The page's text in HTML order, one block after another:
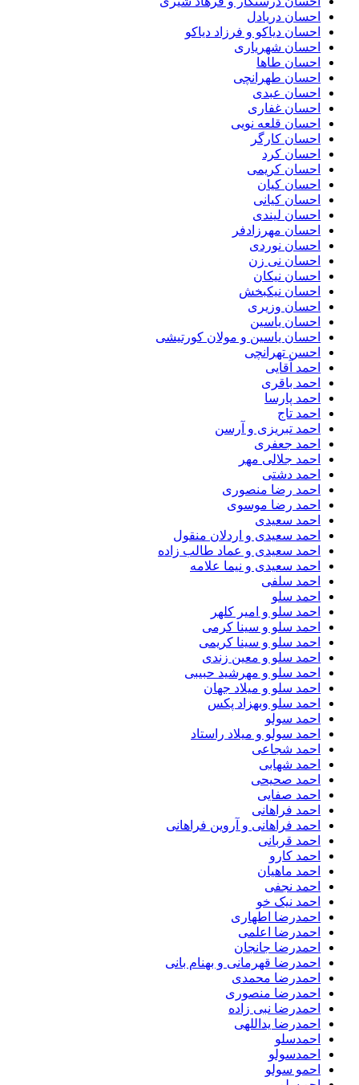
احسان دریادل
احسان دیاکو و فرزاد دیاکو
احسان شهریاری
احسان طاها
احسان طهرانچی
احسان عبدی
احسان غفاری
احسان قلعه نویی
احسان کارگر
احسان کرد
احسان کریمی
احسان کیان
احسان کیانی
احسان لیندی
احسان مهرزادفر
احسان نوردی
احسان نی زن
احسان نیکان
احسان نیکبخش
احسان وزیری
احسان یاسین
احسان یاسین و مولان کورتیشی
احسن تهرانچی
احمد آقایی
احمد باقری
احمد پارسا
احمد تاج
احمد تبریزی و آرسن
احمد جعفری
احمد جلالی مهر
احمد دشتی
احمد رضا منصوری
احمد رضا موسوی
احمد سعیدی
احمد سعیدی و اردلان منقول
احمد سعیدی و عماد طالب زاده
احمد سعیدی و نیما علامه
احمد سلفی
احمد سلو
احمد سلو و امیر کلهر
احمد سلو و سینا کرمی
احمد سلو و سینا کریمی
احمد سلو و معین زندی
احمد سلو و مهرشید حبیبی
احمد سلو و میلاد جهان
احمد سلو وبهزاد پکس
احمد سولو
احمد سولو و میلاد راستاد
احمد شجاعی
احمد شهابی
احمد صحیحی
احمد صفایی
احمد فراهانی
احمد فراهانی و آروین فراهانی
احمد قربانی
احمد کارو
احمد ماهیان
احمد نجفی
احمد نیک خو
احمدرضا اطهاری
احمدرضا اعلمی
احمدرضا جانجان
احمدرضا قهرمانی و بهنام بانی
احمدرضا محمدی
احمدرضا منصوری
احمدرضا نبی زاده
احمدرضا یداللهی
احمدسلو
احمدسولو
احمو سولو